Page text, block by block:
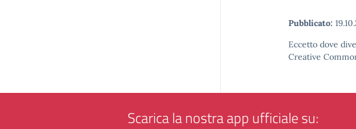
Pubblicato:
Eccetto dove
Creative
Scarica la nostra app ufficiale su: